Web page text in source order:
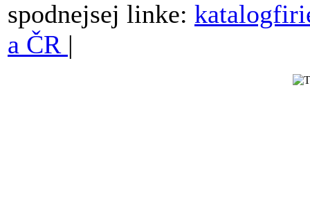
spodnejsej linke:
a ČR |